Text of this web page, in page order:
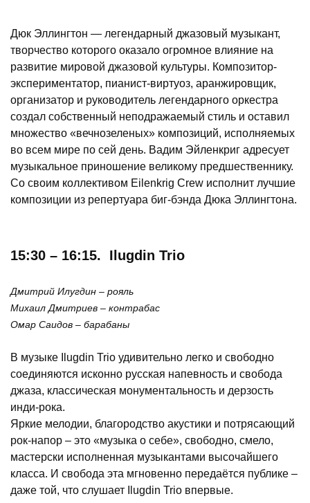
Дюк Эллингтон — легендарный джазовый музыкант,
творчество которого оказало огромное влияние на
развитие мировой джазовой культуры. Композитор-
экспериментатор, пианист-виртуоз, аранжировщик,
организатор и руководитель легендарного оркестра
создал собственный неподражаемый стиль и оставил
множество «вечнозеленых» композиций, исполняемых
во всем мире по сей день. Вадим Эйленкриг адресует
музыкальное приношение великому предшественнику.
Со своим коллективом Eilenkrig Crew исполнит лучшие
композиции из репертуара биг-бэнда Дюка Эллингтона.
15:30 – 16:15. Ilugdin Trio
Дмитрий Илугдин – рояль
Михаил Дмитриев – контрабас
Омар Саидов – барабаны
В музыке Ilugdin Trio удивительно легко и свободно
соединяются исконно русская напевность и свобода
джаза, классическая монументальность и дерзость
инди-рока.
Яркие мелодии, благородство акустики и потрясающий
рок-напор – это «музыка о себе», свободно, смело,
мастерски исполненная музыкантами высочайшего
класса. И свобода эта мгновенно передаётся публике –
даже той, что слушает Ilugdin Trio впервые.